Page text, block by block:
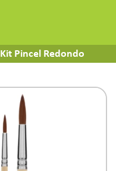
Kit Pincel Redondo